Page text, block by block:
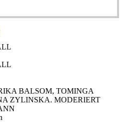
BALSOM, TOMINGA
ZYLINSKA. MODERIERT